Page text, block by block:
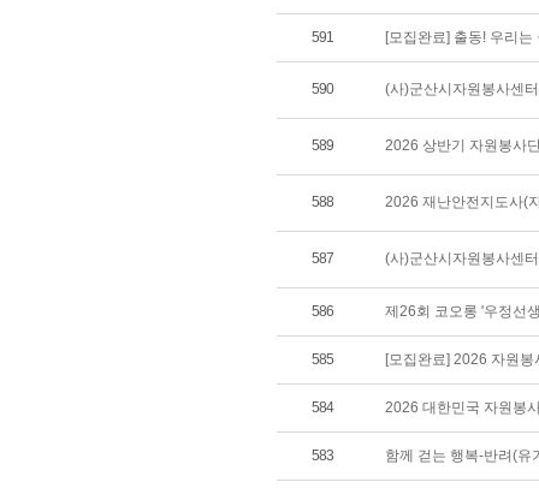
591 [모집완료] 출동! 우리
590 (사)군산시자원봉사센
589 2026 상반기 자원봉사
588 2026 재난안전지도사(
587 (사)군산시자원봉사센
586 제26회 코오롱 '우정선
585 [모집완료] 2026 자원
584 2026 대한민국 자원봉
583 함께 걷는 행복-반려(유